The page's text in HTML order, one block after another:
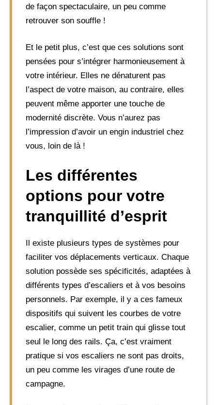
de façon spectaculaire, un peu comme
retrouver son souffle !
Et le petit plus, c’est que ces solutions sont
pensées pour s’intégrer harmonieusement à
votre intérieur. Elles ne dénaturent pas
l’aspect de votre maison, au contraire, elles
peuvent même apporter une touche de
modernité discrète. Vous n’aurez pas
l’impression d’avoir un engin industriel chez
vous, loin de là !
Les différentes
options pour votre
tranquillité d’esprit
Il existe plusieurs types de systèmes pour
faciliter vos déplacements verticaux. Chaque
solution possède ses spécificités, adaptées à
différents types d’escaliers et à vos besoins
personnels. Par exemple, il y a ces fameux
dispositifs qui suivent les courbes de votre
escalier, comme un petit train qui glisse tout
seul le long des rails. Ça, c’est vraiment
pratique si vos escaliers ne sont pas droits,
un peu comme les virages d’une route de
campagne.